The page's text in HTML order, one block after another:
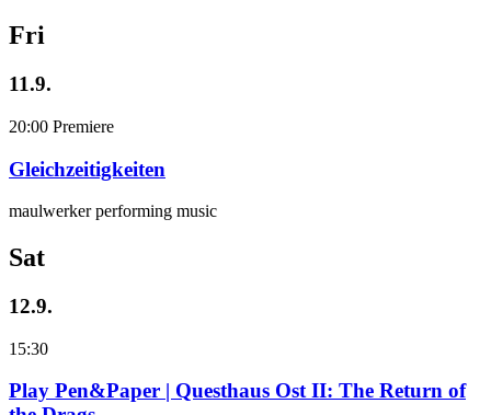
Fri
11.9.
20:00 Premiere
Gleichzeitigkeiten
maulwerker performing music
Sat
12.9.
15:30
Play Pen&Paper | Questhaus Ost II: The Return of